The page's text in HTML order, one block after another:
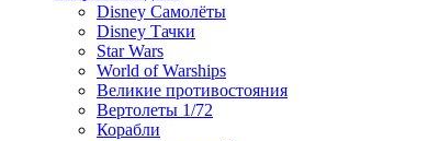
Disney Самолёты
Disney Тачки
Star Wars
World of Warships
Великие противостояния
Вертолеты 1/72
Корабли